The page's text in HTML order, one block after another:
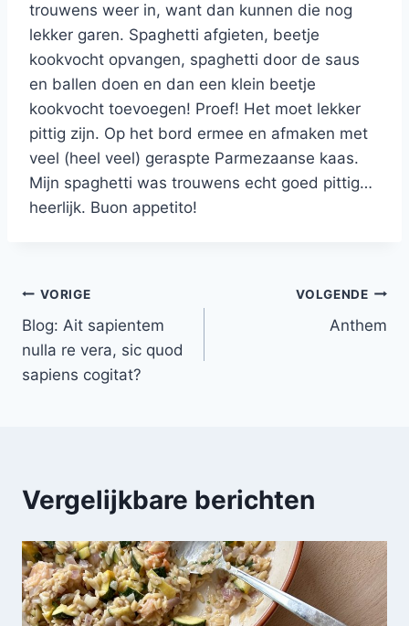
trouwens weer in, want dan kunnen die nog
lekker garen. Spaghetti afgieten, beetje
kookvocht opvangen, spaghetti door de saus
en ballen doen en dan een klein beetje
kookvocht toevoegen! Proef! Het moet lekker
pittig zijn. Op het bord ermee en afmaken met
veel (heel veel) geraspte Parmezaanse kaas.
Mijn spaghetti was trouwens echt goed pittig…
heerlijk. Buon appetito!
Bericht
navigatie
VORIGE
Blog: Ait sapientem
nulla re vera, sic quod
sapiens cogitat?
VOLGENDE
Anthem
Vergelijkbare berichten